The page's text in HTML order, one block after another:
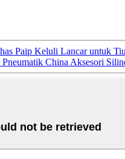
Paip Keluli Lancar untuk
China Aksesori